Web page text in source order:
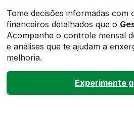
Tome decisões informadas com
financeiros detalhados que o
Acompanhe o controle mensal
e análises que te ajudam a
melhoria.
Experimente